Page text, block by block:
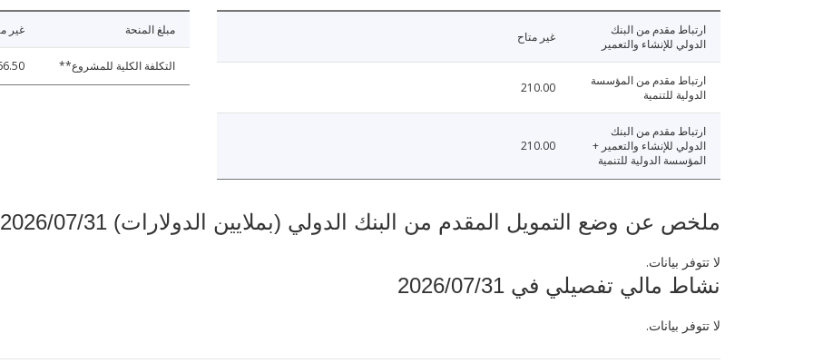
ارتباط مقدم من البنك
الدولي للإنشاء والتعمير
غير متاح
ارتباط مقدم من المؤسسة
الدولية للتنمية
210.00
ارتباط مقدم من البنك
الدولي للإنشاء والتعمير +
المؤسسة الدولية للتنمية
210.00
مبلغ المنحة غير
التكلفة الكلية للمشروع**
ملخص عن وضع التمويل المقدم من البنك الدولي (بملايين الدولارات) 2026/07/31
لا تتوفر بيانات.
نشاط مالي تفصيلي في 2026/07/31
لا تتوفر بيانات.